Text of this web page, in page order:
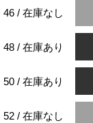
46 / 在庫なし
48 / 在庫あり
50 / 在庫あり
52 / 在庫なし